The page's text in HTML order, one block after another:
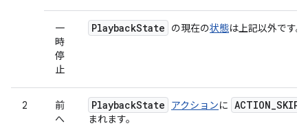
一
時
停
止
PlaybackState の現在の状態は上記以外です。
2
前
へ
PlaybackState アクションに ACTION_SKIP
まれます。